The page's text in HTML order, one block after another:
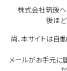
株式会社筑後へ
後ほど
尚、本サイトは自
メールがお手元に